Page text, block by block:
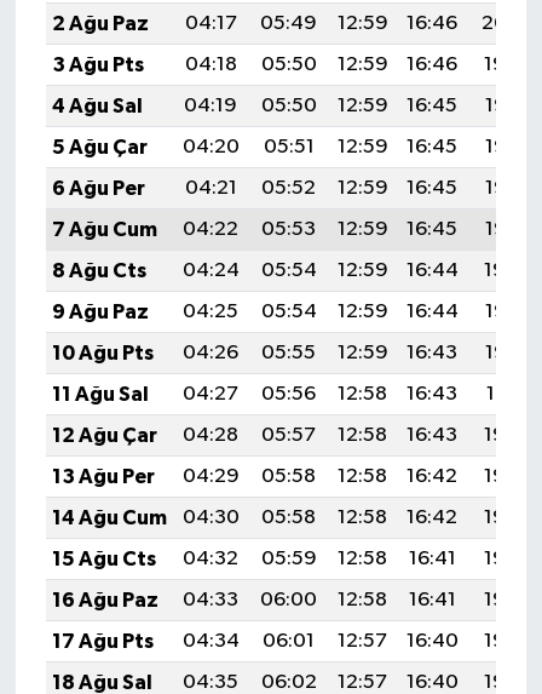
2 Ağu Paz
04:17 05:49 12:59 16:46
20:00
3 Ağu Pts
04:18 05:50 12:59 16:46
19:59
4 Ağu Sal
04:19 05:50 12:59 16:45
19:58
5 Ağu Çar
04:20 05:51 12:59 16:45
19:57
6 Ağu Per
04:21 05:52 12:59 16:45
19:56
7 Ağu Cum
04:22 05:53 12:59 16:45
19:55
8 Ağu Cts
04:24 05:54 12:59 16:44
19:54
9 Ağu Paz
04:25 05:54 12:59 16:44
19:53
10 Ağu Pts
04:26 05:55 12:59 16:43
19:52
11 Ağu Sal
04:27 05:56 12:58 16:43
19:51
12 Ağu Çar
04:28 05:57 12:58 16:43
19:50
13 Ağu Per
04:29 05:58 12:58 16:42
19:49
14 Ağu Cum
04:30 05:58 12:58 16:42
19:48
15 Ağu Cts
04:32 05:59 12:58 16:41
19:46
16 Ağu Paz
04:33 06:00 12:58 16:41
19:45
17 Ağu Pts
04:34 06:01 12:57 16:40
19:44
18 Ağu Sal
04:35 06:02 12:57 16:40
19:43